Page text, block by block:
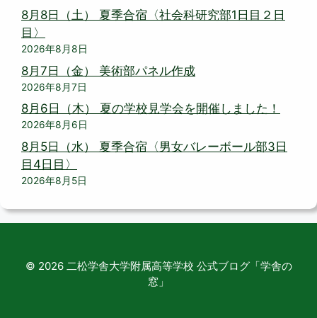
8月8日（土） 夏季合宿〈社会科研究部1日目２日
目〉
2026年8月8日
8月7日（金） 美術部パネル作成
2026年8月7日
8月6日（木） 夏の学校見学会を開催しました！
2026年8月6日
8月5日（水） 夏季合宿〈男女バレーボール部3日
目4日目〉
2026年8月5日
© 2026 二松学舎大学附属高等学校 公式ブログ「学舎の
窓」